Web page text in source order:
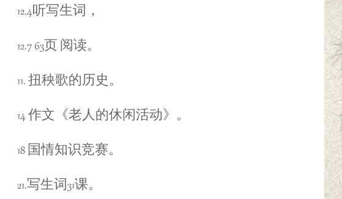
12.4听写生词，
12.7 63页 阅读。
11. 扭秧歌的历史。
14 作文《老人的休闲活动》。
18 国情知识竞赛。
21.写生词31课。